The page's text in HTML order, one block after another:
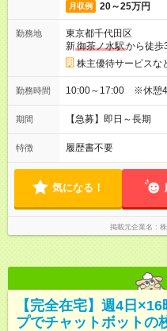
月収例 20～25万円
勤務地
東京都千代田区
新御茶ノ水駅から徒歩
株主優待サービスな
勤務時間 10:00～17:00 ※休憩
期間 【急募】即日～長期
特徴 履歴書不要
気になる！
掲載元企業名
【完全在宅】週4日
プでチャットボットの